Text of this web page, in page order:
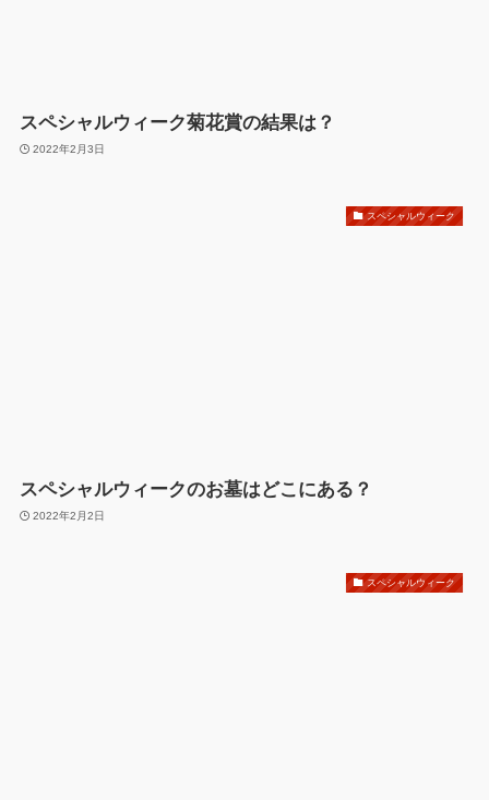
スペシャルウィーク菊花賞の結果は？
2022年2月3日
スペシャルウィーク
スペシャルウィークのお墓はどこにある？
2022年2月2日
スペシャルウィーク